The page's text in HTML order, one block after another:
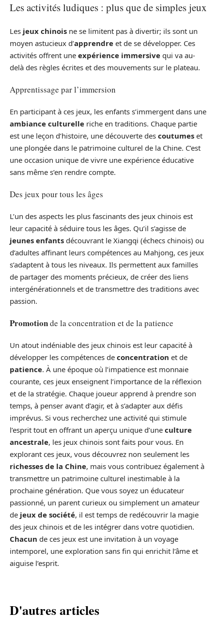
Les activités ludiques : plus que de simples jeux
Les jeux chinois ne se limitent pas à divertir; ils sont un
moyen astucieux d’apprendre et de se développer. Ces
activités offrent une expérience immersive qui va au-
delà des règles écrites et des mouvements sur le plateau.
Apprentissage par l’immersion
En participant à ces jeux, les enfants s’immergent dans une
ambiance culturelle riche en traditions. Chaque partie
est une leçon d’histoire, une découverte des coutumes et
une plongée dans le patrimoine culturel de la Chine. C’est
une occasion unique de vivre une expérience éducative
sans même s’en rendre compte.
Des jeux pour tous les âges
L’un des aspects les plus fascinants des jeux chinois est
leur capacité à séduire tous les âges. Qu’il s’agisse de
jeunes enfants découvrant le Xiangqi (échecs chinois) ou
d’adultes affinant leurs compétences au Mahjong, ces jeux
s’adaptent à tous les niveaux. Ils permettent aux familles
de partager des moments précieux, de créer des liens
intergénérationnels et de transmettre des traditions avec
passion.
Promotionde la concentration et de la patience
Un atout indéniable des jeux chinois est leur capacité à
développer les compétences de concentration et de
patience. À une époque où l’impatience est monnaie
courante, ces jeux enseignent l’importance de la réflexion
et de la stratégie. Chaque joueur apprend à prendre son
temps, à penser avant d’agir, et à s’adapter aux défis
imprévus. Si vous recherchez une activité qui stimule
l’esprit tout en offrant un aperçu unique d’une culture
ancestrale, les jeux chinois sont faits pour vous. En
explorant ces jeux, vous découvrez non seulement les
richesses de la Chine, mais vous contribuez également à
transmettre un patrimoine culturel inestimable à la
prochaine génération. Que vous soyez un éducateur
passionné, un parent curieux ou simplement un amateur
de jeux de société, il est temps de redécouvrir la magie
des jeux chinois et de les intégrer dans votre quotidien.
Chacun de ces jeux est une invitation à un voyage
intemporel, une exploration sans fin qui enrichit l’âme et
aiguise l’esprit.
D'autres articles